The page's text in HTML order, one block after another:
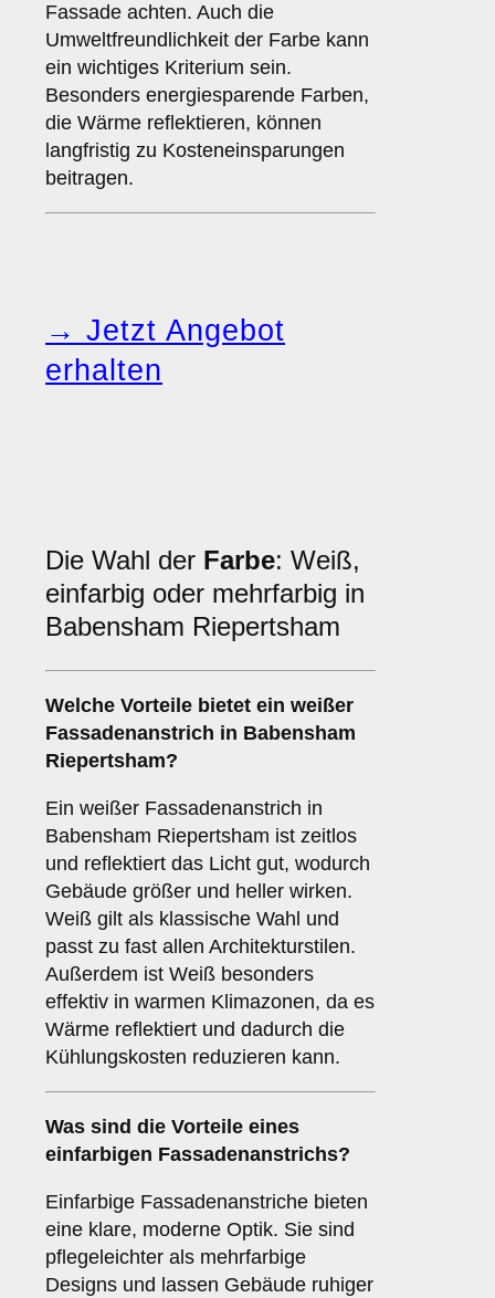
Fassade achten. Auch die
Umweltfreundlichkeit der Farbe kann
ein wichtiges Kriterium sein.
Besonders energiesparende Farben,
die Wärme reflektieren, können
langfristig zu Kosteneinsparungen
beitragen.
→ Jetzt Angebot
erhalten
Die Wahl der Farbe: Weiß,
einfarbig oder mehrfarbig in
Babensham Riepertsham
Welche Vorteile bietet ein weißer
Fassadenanstrich in Babensham
Riepertsham?
Ein weißer Fassadenanstrich in
Babensham Riepertsham ist zeitlos
und reflektiert das Licht gut, wodurch
Gebäude größer und heller wirken.
Weiß gilt als klassische Wahl und
passt zu fast allen Architekturstilen.
Außerdem ist Weiß besonders
effektiv in warmen Klimazonen, da es
Wärme reflektiert und dadurch die
Kühlungskosten reduzieren kann.
Was sind die Vorteile eines
einfarbigen Fassadenanstrichs?
Einfarbige Fassadenanstriche bieten
eine klare, moderne Optik. Sie sind
pflegeleichter als mehrfarbige
Designs und lassen Gebäude ruhiger